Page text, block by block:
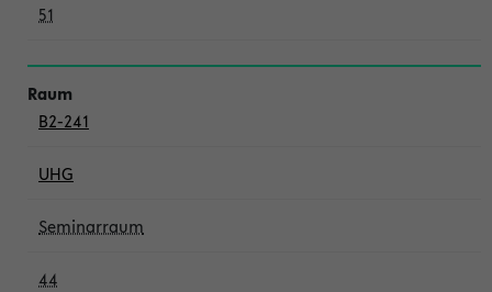
51
B2-241
UHG
Seminarraum
44